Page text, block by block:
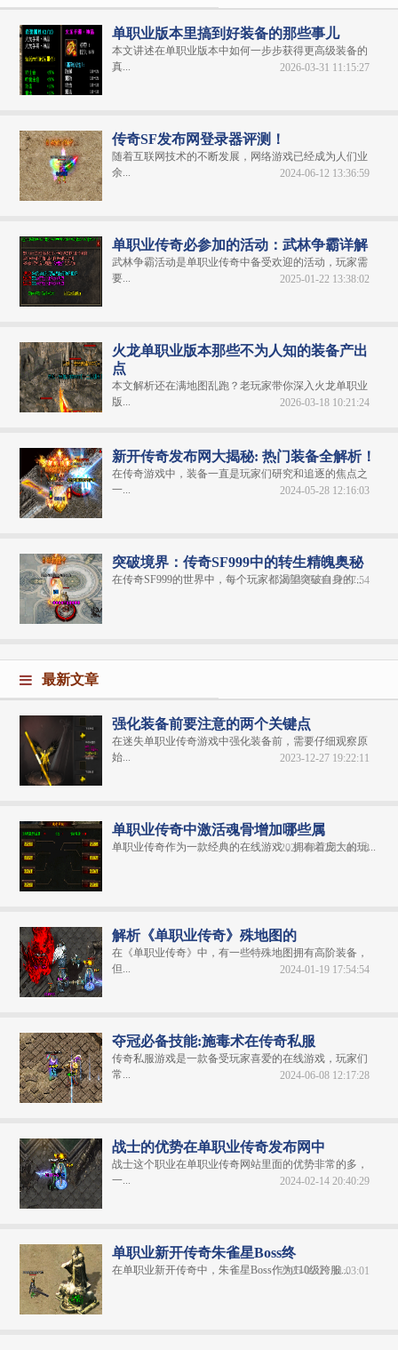
单职业版本里搞到好装备的那些事儿
本文讲述在单职业版本中如何一步步获得更高级装备的
真...
2026-03-31 11:15:27
传奇SF发布网登录器评测！
随着互联网技术的不断发展，网络游戏已经成为人们业
余...
2024-06-12 13:36:59
单职业传奇必参加的活动：武林争霸详解
武林争霸活动是单职业传奇中备受欢迎的活动，玩家需
要...
2025-01-22 13:38:02
火龙单职业版本那些不为人知的装备产出
点
本文解析还在满地图乱跑？老玩家带你深入火龙单职业
版...
2026-03-18 10:21:24
新开传奇发布网大揭秘: 热门装备全解析！
在传奇游戏中，装备一直是玩家们研究和追逐的焦点之
一...
2024-05-28 12:16:03
突破境界：传奇SF999中的转生精魄奥秘
在传奇SF999的世界中，每个玩家都渴望突破自身的...
2024-05-30 12:37:54
最新文章
强化装备前要注意的两个关键点
在迷失单职业传奇游戏中强化装备前，需要仔细观察原
始...
2023-12-27 19:22:11
单职业传奇中激活魂骨增加哪些属
单职业传奇​作为一款经典的在线游戏，拥有着庞大的玩...
2024-08-22 12:40:48
解析《单职业传奇》殊地图的
在《单职业传奇》中，有一些特殊地图拥有高阶装备，
但...
2024-01-19 17:54:54
夺冠必备技能:施毒术在传奇私服
传奇私服游戏是一款备受玩家喜爱的在线游戏，玩家们
常...
2024-06-08 12:17:28
战士的优势在单职业传奇发布网中
战士这个职业在单职业传奇网站里面的优势非常的多，
一...
2024-02-14 20:40:29
单职业新开传奇朱雀星Boss终
在单职业新开传奇中，朱雀星Boss作为110级跨服...
2025-02-27 11:03:01